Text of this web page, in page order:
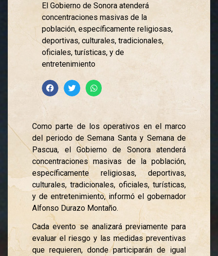
El Gobierno de Sonora atenderá
concentraciones masivas de la
población, específicamente religiosas,
deportivas, culturales, tradicionales,
oficiales, turísticas, y de
entretenimiento
Como parte de los operativos en el marco
del periodo de Semana Santa y Semana de
Pascua, el Gobierno de Sonora atenderá
concentraciones masivas de la población,
específicamente religiosas, deportivas,
culturales, tradicionales, oficiales, turísticas,
y de entretenimiento, informó el gobernador
Alfonso Durazo Montaño.
Cada evento se analizará previamente para
evaluar el riesgo y las medidas preventivas
que requieren, donde participarán de igual